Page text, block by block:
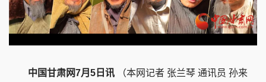
Video
中国甘肃网7月5日讯
（本网记者 张兰琴 通讯员 孙来